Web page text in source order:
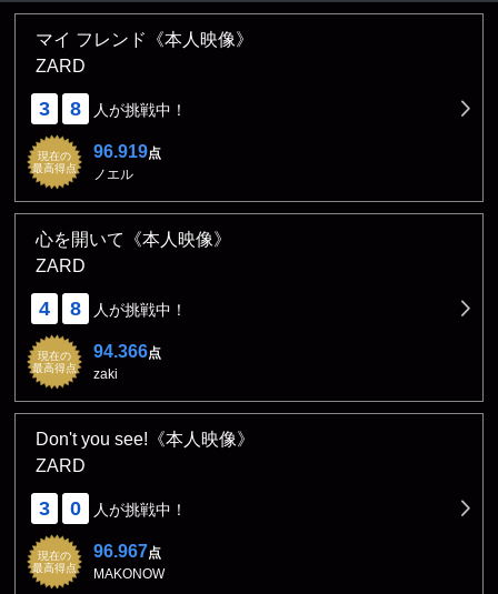
マイ フレンド《本人映像》
ZARD
3 8 人が挑戦中！
現在の
最高得点
96.919点
ノエル
心を開いて《本人映像》
ZARD
4 8 人が挑戦中！
現在の
最高得点
94.366点
zaki
Don't you see!《本人映像》
ZARD
3 0 人が挑戦中！
現在の
最高得点
96.967点
MAKONOW